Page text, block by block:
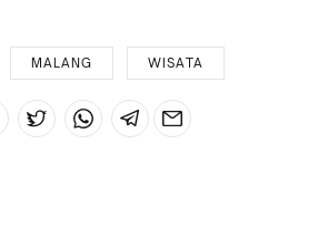
MALANG WISATA